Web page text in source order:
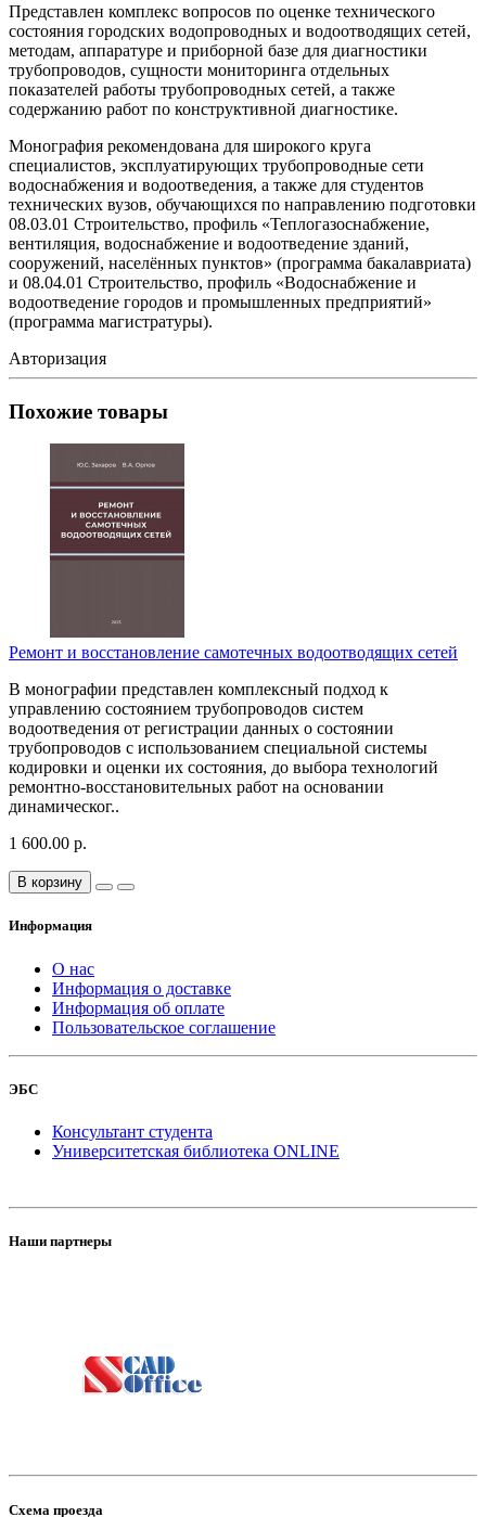
Представлен комплекс вопросов по оценке технического
состояния городских водопроводных и водоотводящих сетей,
методам, аппаратуре и приборной базе для диагностики
трубопроводов, сущности мониторинга отдельных
показателей работы трубопроводных сетей, а также
содержанию работ по конструктивной диагностике.
Монография рекомендована для широкого круга
специалистов, эксплуатирующих трубопроводные сети
водоснабжения и водоотведения, а также для студентов
технических вузов, обучающихся по направлению подготовки
08.03.01 Строительство, профиль «Теплогазоснабжение,
вентиляция, водоснабжение и водоотведение зданий,
сооружений, населённых пунктов» (программа бакалавриата)
и 08.04.01 Строительство, профиль «Водоснабжение и
водоотведение городов и промышленных предприятий»
(программа магистратуры).
Авторизация
Похожие товары
Ремонт и восстановление самотечных водоотводящих сетей
В монографии представлен комплексный подход к
управлению состоянием трубопроводов систем
водоотведения от регистрации данных о состоянии
трубопроводов с использованием специальной системы
кодировки и оценки их состояния, до выбора технологий
ремонтно-восстановительных работ на основании
динамическог..
1 600.00 р.
В корзину
Информация
О нас
Информация о доставке
Информация об оплате
Пользовательское соглашение
ЭБС
Консультант студента
Университетская библиотека ONLINE
Наши партнеры
Схема проезда